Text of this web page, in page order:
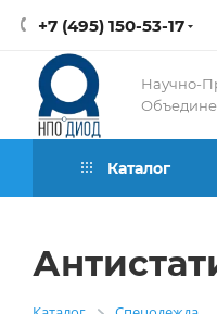
+7 (495) 150-53-17
Научно-
Каталог